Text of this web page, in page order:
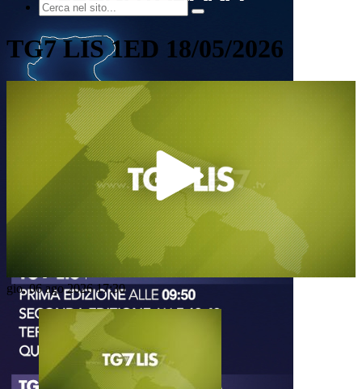
TG7 LIS 1ED 18/05/2026
Play
Video
gio, 06 ago 2026 17:30